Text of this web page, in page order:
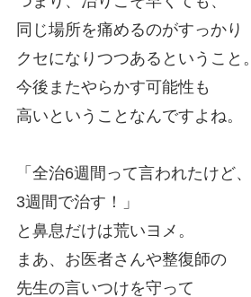
同じ場所を痛めるのがすっかり
クセになりつつあるということ。
今後またやらかす可能性も
高いということなんですよね。
「全治6週間って言われたけど、
3週間で治す！」
と鼻息だけは荒いヨメ。
まあ、お医者さんや整復師の
先生の言いつけを守って